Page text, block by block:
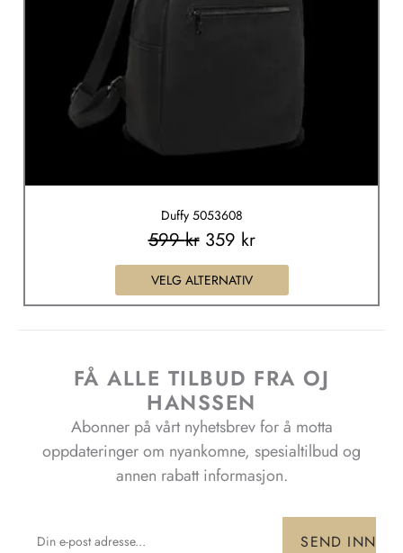
Duffy 5053608
599kr 359 kr
VELG ALTERNATIV
velges
på
FÅ ALLE TILBUD FRA OJ
HANSSEN
Abonner på vårt nyhetsbrev for å motta
oppdateringer om nyankomne, spesialtilbud og
annen rabatt informasjon.
SEND INN